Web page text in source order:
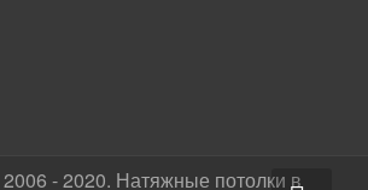
- 2020. Натяжные потолки в